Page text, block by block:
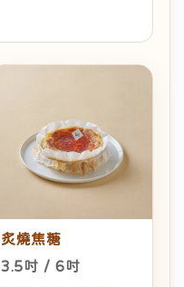
炙燒焦糖
3.5吋 / 6吋